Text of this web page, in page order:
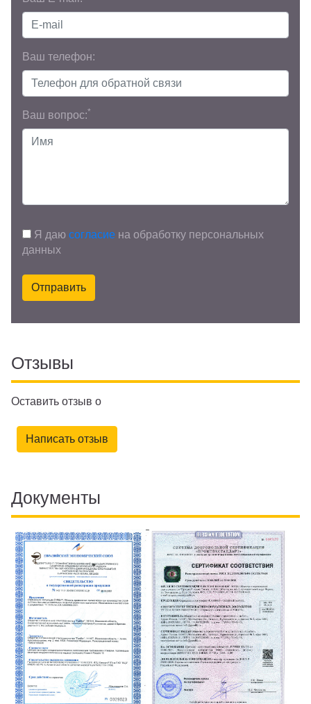
Ваш телефон:
Ваш вопрос:*
Я даю согласие на обработку персональных
данных
Отправить
Отзывы
Оставить отзыв о
Написать отзыв
Документы